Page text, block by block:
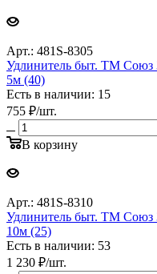
Арт.: 481S-8305
Удлинитель быт. ТМ
5м (40)
Есть в наличии: 15
755 ₽/шт.
В корзину
Арт.: 481S-8310
Удлинитель быт. ТМ
10м (25)
Есть в наличии: 53
1 230 ₽/шт.